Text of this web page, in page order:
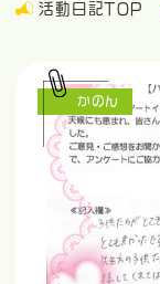
活動日記TOP
かのん